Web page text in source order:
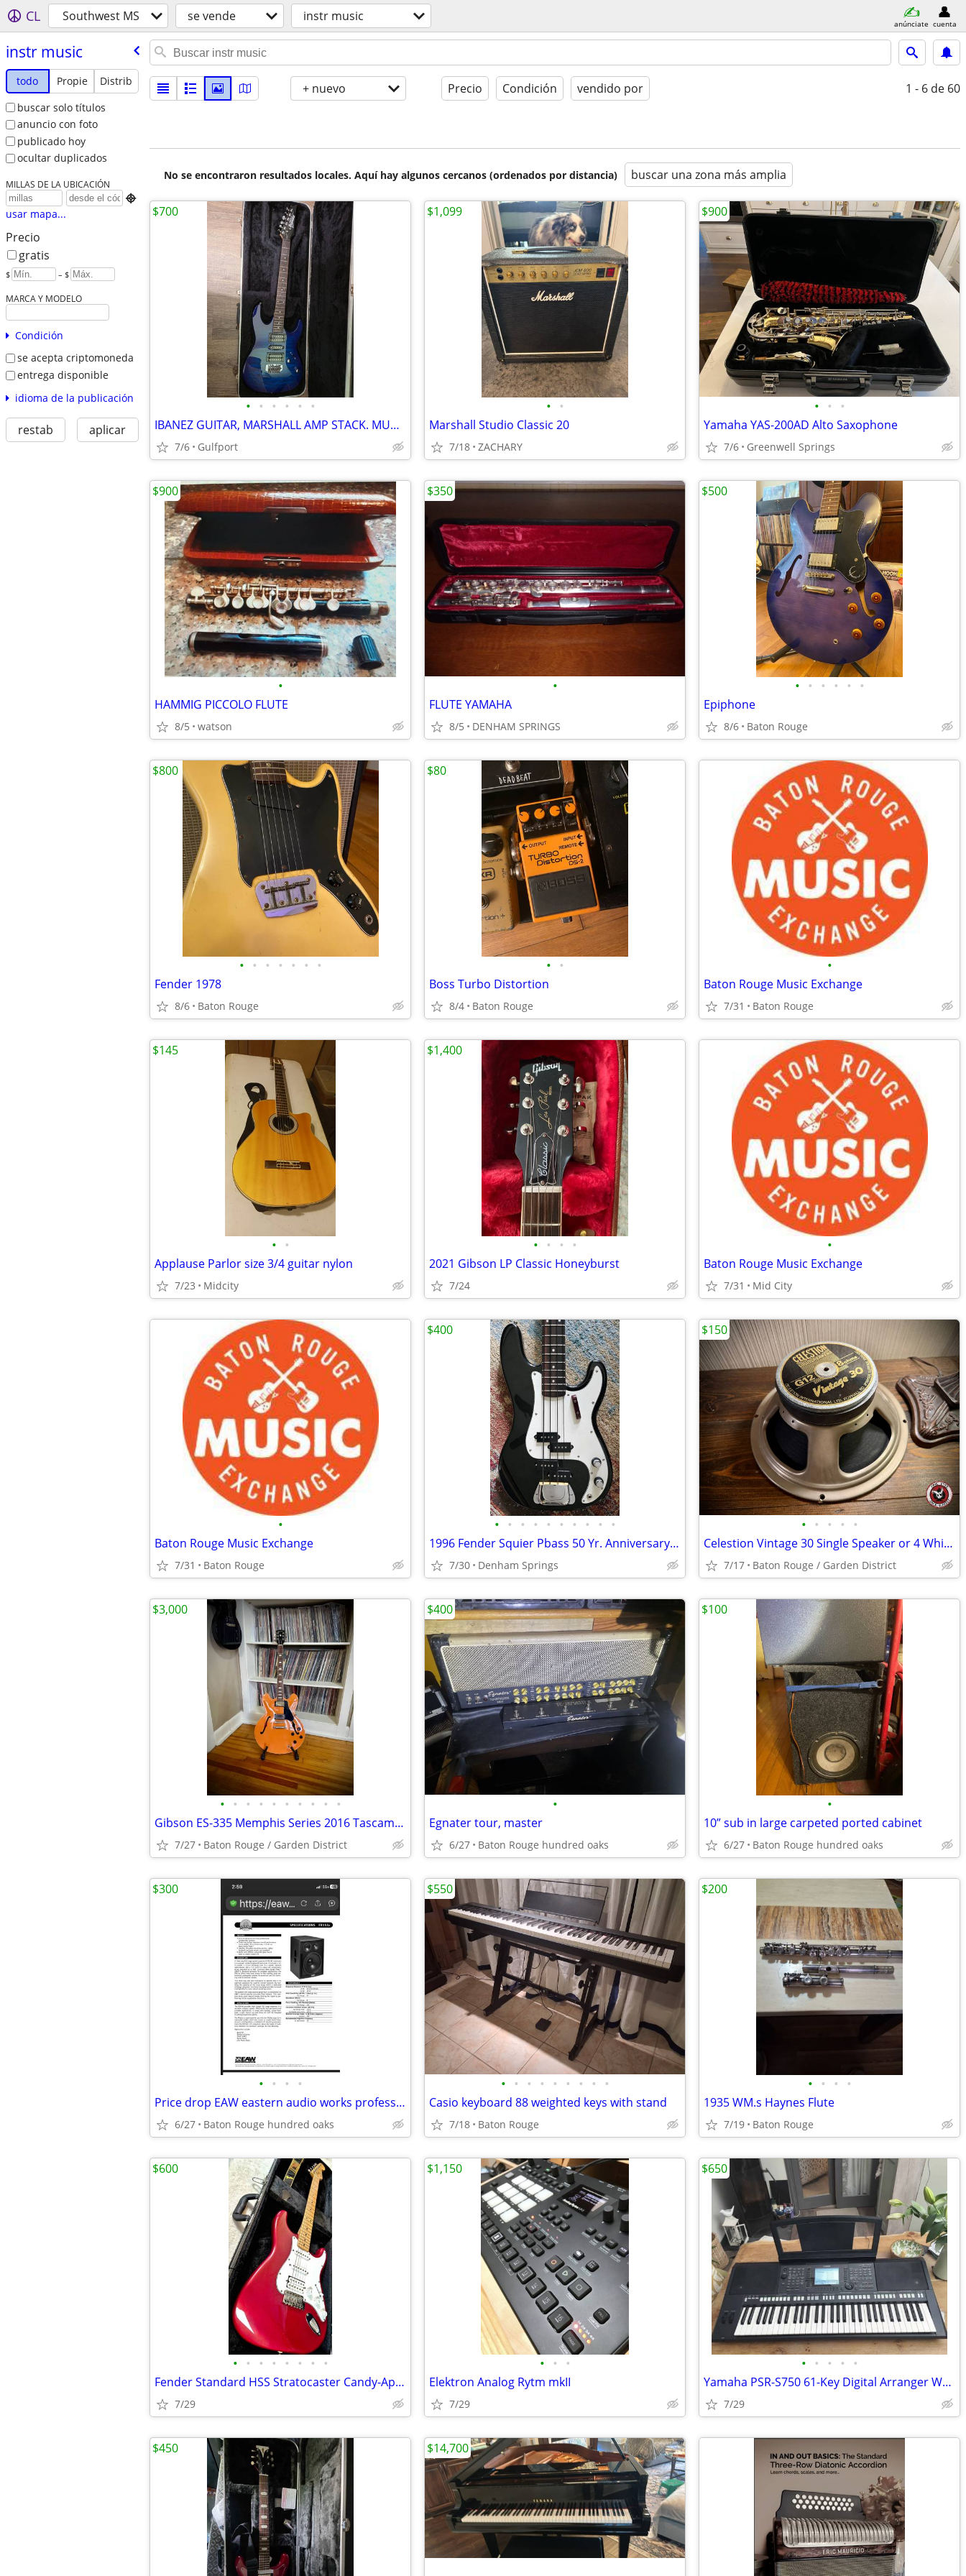
CL Southwest MS se vende instr music anúnciate cuenta
instr music
todo Propie
Distrib
buscar solo títulos
anuncio con foto
publicado hoy
ocultar duplicados
MILLAS DE LA UBICACIÓN

usar mapa...
Precio
gratis
$ – $
MARCA Y MODELO
Condición
se acepta criptomoneda
entrega disponible
idioma de la publicación
restab aplicar
+ nuevo Precio Condición vendido por 1 - 6 de 60
No se encontraron resultados locales. Aquí hay algunos cercanos (ordenados por distancia) buscar una zona más amplia
• • • • • •
IBANEZ GUITAR, MARSHALL AMP STACK. MUCH MORE
7/6 Gulfport
$700
• •
Marshall Studio Classic 20
7/18 ZACHARY
$1,099
• • •
Yamaha YAS-200AD Alto Saxophone
7/6 Greenwell Springs
$900
•
HAMMIG PICCOLO FLUTE
8/5 watson
$900
•
FLUTE YAMAHA
8/5 DENHAM SPRINGS
$350
• • • • • •
Epiphone
8/6 Baton Rouge
$500
• • • • • • •
Fender 1978
8/6 Baton Rouge
$800
• •
Boss Turbo Distortion
8/4 Baton Rouge
$80
•
Baton Rouge Music Exchange
7/31 Baton Rouge
• •
Applause Parlor size 3/4 guitar nylon
7/23 Midcity
$145
• • • •
2021 Gibson LP Classic Honeyburst
7/24
$1,400
•
Baton Rouge Music Exchange
7/31 Mid City
•
Baton Rouge Music Exchange
7/31 Baton Rouge
• • • • • • • • • •
1996 Fender Squier Pbass 50 Yr. Anniversary Model
7/30 Denham Springs
$400
• • • • •
Celestion Vintage 30 Single Speaker or 4 While Available
7/17 Baton Rouge / Garden District
$150
• • • • • • • • • •
Gibson ES-335 Memphis Series 2016 Tascam Orange
7/27 Baton Rouge / Garden District
$3,000
•
Egnater tour, master
6/27 Baton Rouge hundred oaks
$400
•
10” sub in large carpeted ported cabinet
6/27 Baton Rouge hundred oaks
$100
• • • •
Price drop EAW eastern audio works professional full range speaker
6/27 Baton Rouge hundred oaks
$300
• • • • • • • • •
Casio keyboard 88 weighted keys with stand
7/18 Baton Rouge
$550
• • • •
1935 WM.s Haynes Flute
7/19 Baton Rouge
$200
• • • • • • • •
Fender Standard HSS Stratocaster Candy-Apple Red
7/29
$600
• • •
Elektron Analog Rytm mkII
7/29
$1,150
• • • • •
Yamaha PSR-S750 61-Key Digital Arranger Workstation Keyboard
7/29
$650
$450 $14,700